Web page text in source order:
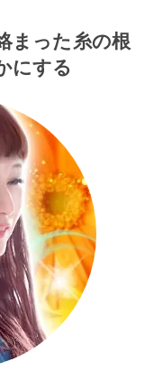
まった糸の根
にする